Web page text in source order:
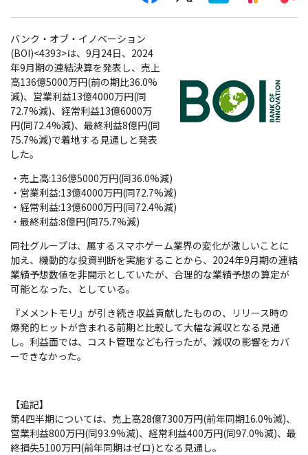
バンク・オブ・イノベーション
(BOI)<4393>は、9月24日、2024
年9月期の連結決算を発表し、売上
高136億5000万円(前の期比36.0%
減)、営業利益13億4000万円(同
72.7%減)、経常利益13億6000万
円(同72.4%減)、最終利益8億円(同
75.7%減)で着地する見通しと発表
した。
・売上高:136億5000万円(同36.0%減)
・営業利益:13億4000万円(同72.7%減)
・経常利益:13億6000万円(同72.4%減)
・最終利益:8億円(同75.7%減)
同社グループは、属するスマホゲーム業界の変化が激しいことに
加え、機動的な投資判断を実施することから、2024年9月期の連結
業績予想数値を非開示としていたが、合理的な業績予想の算定が
可能となった、としている。
『メメントモリ』が引き続き収益貢献したものの、リリース時の
爆発的ヒットが含まれる前期と比較して大幅な減収となる見通
し。利益面では、コスト管理なども行ったが、減収の影響をカバ
ーできなかった。
【追記】
第4四半期については、売上高28億7300万円(前年同期16.0%減)、
営業利益800万円(同93.9%減)、経常利益400万円(同97.0%減)、最
終損失5100万円(前年同期はゼロ)となる見通し。